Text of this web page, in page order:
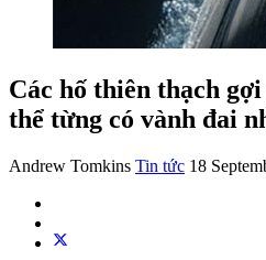
Các hố thiên thạch
thể từng có vành đai
Andrew Tomkins Tin tức 18